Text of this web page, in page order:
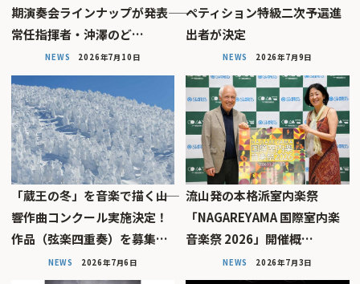
期演奏会ラインナップが発表――
常任指揮者・沖澤のど…
NEWS 2026年7月10日
ペティション特級二次予選進
出者が決定
NEWS 2026年7月9日
「蔵王の冬」を音楽で描く――山
響作曲コンクール実施決定！
作品（弦楽四重奏）を募集…
NEWS 2026年7月6日
流山発の本格派室内楽祭
「NAGAREYAMA 国際室内楽
音楽祭 2026」開催概…
NEWS 2026年7月3日